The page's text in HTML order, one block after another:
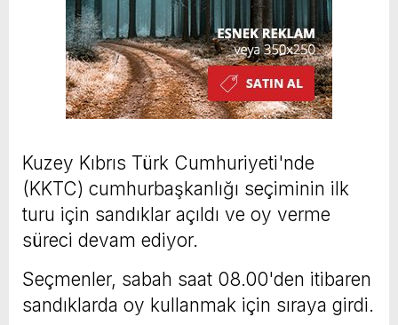
Kuzey Kıbrıs Türk Cumhuriyeti'nde
(KKTC) cumhurbaşkanlığı seçiminin ilk
turu için sandıklar açıldı ve oy verme
süreci devam ediyor.
Seçmenler, sabah saat 08.00'den itibaren
sandıklarda oy kullanmak için sıraya girdi.